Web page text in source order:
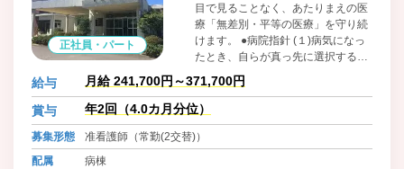
正社員・パート
目で見ることなく、あたりまえの医
療「無差別・平等の医療」を守り続
けます。 ●病院指針 (１)病気になっ
たとき、自らが真っ先に選択する、
安心して医療が受けられる病院づく
りに努めます。 (２)患者さんの人権
を尊重した医療をうけられるよう努
尊重します。
給与 月給 241,700円～371,700円
賞与 年2回（4.0カ月分位）
募集形態
准看護師（常勤(2交替)）
配属
病棟